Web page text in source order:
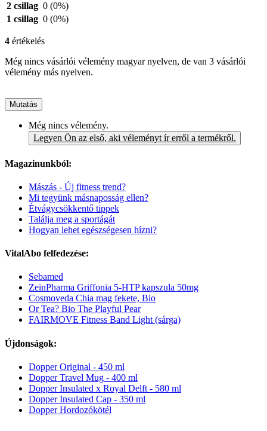
2 csillag 0 (0%)
1 csillag 0 (0%)
4 értékelés
Még nincs vásárlói vélemény magyar nyelven, de van 3 vásárlói
vélemény más nyelven.
Mutatás
Még nincs vélemény.
Legyen Ön az első, aki véleményt ír erről a termékről.
Magazinunkból:
Mászás - Új fitness trend?
Mi tegyünk másnaposság ellen?
Étvágycsökkentő tippek
Találja meg a sportágát
Hogyan lehet egészségesen hízni?
VitalAbo felfedezése:
Sebamed
ZeinPharma Griffonia 5-HTP kapszula 50mg
Cosmoveda Chia mag fekete, Bio
Or Tea? Bio The Playful Pear
FAIRMOVE Fitness Band Light (sárga)
Újdonságok:
Dopper Original - 450 ml
Dopper Travel Mug - 400 ml
Dopper Insulated x Royal Delft - 580 ml
Dopper Insulated Cap - 350 ml
Dopper Hordozókötél